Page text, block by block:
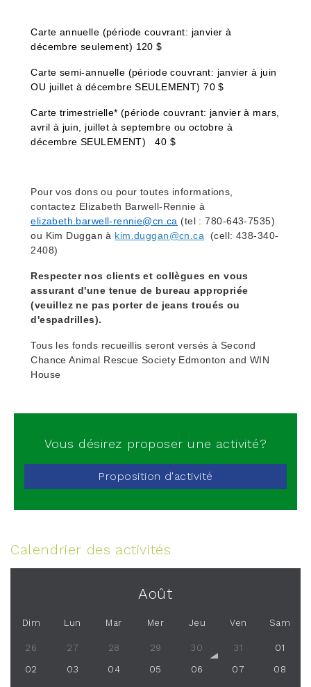
Carte annuelle (période couvrant: janvier à
décembre seulement) 120 $
Carte semi-annuelle (période couvrant: janvier à juin
OU juillet à décembre SEULEMENT) 70 $
Carte trimestrielle* (période couvrant: janvier à mars,
avril à juin, juillet à septembre ou octobre à
décembre SEULEMENT) 40 $
Pour vos dons ou pour toutes informations,
contactez Elizabeth Barwell-Rennie à
elizabeth.barwell-rennie@cn.ca (tel : 780-643-7535)
ou Kim Duggan à kim.duggan@cn.ca (cell: 438-340-
2408)
Respecter nos clients et collègues en vous
assurant d'une tenue de bureau appropriée
(veuillez ne pas porter de jeans troués ou
d'espadrilles).
Tous les fonds recueillis seront versés à Second
Chance Animal Rescue Society Edmonton and WIN
House
Vous désirez proposer une activité?
Proposition d'activité
Calendrier des activités
Août
Dim Lun Mar Mer Jeu Ven Sam
26 27 28 29 30 31 01
02 03 04 05 06 07 08